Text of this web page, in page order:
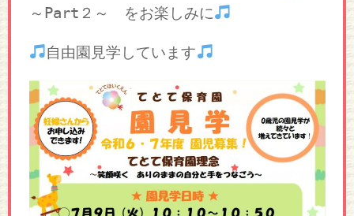
～Part２～
をお楽しみに
自由園見学しています